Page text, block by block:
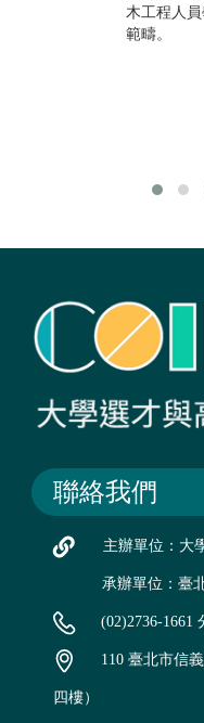
木工程人
範疇。
聯絡我們
主辦單位：大
承辦單位：臺
(02)2736-1661
110 臺北市信
四樓）